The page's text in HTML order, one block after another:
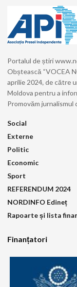
Portalul de știri
Obștească “VOCEA
aprilie 2024, de către
Moldova pentru a
Promovăm jurnalismul
Social
Externe
Politic
Economic
Sport
REFERENDUM 2024
NORDINFO Edineț
Rapoarte și lista
Finanțatori